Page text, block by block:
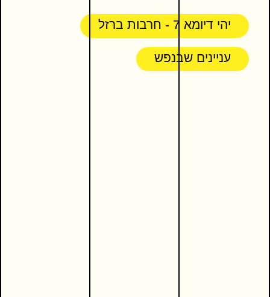
יהי דיומא 7 - חרבות ברזל
עניינים שבנפש